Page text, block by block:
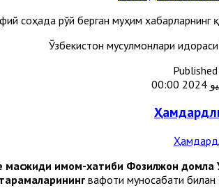
соҳада рўй берган муҳим хабарларнинг
Ўзбекистон мусулмонлари
имом-хатиби Фозилжон домла
вафоти муносабати билан